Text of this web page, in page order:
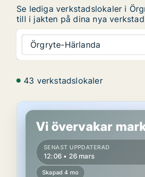
Se lediga verkstadslokaler i
till i jakten på dina nya
Örgryte-Härlanda
43 verkstadslokaler
Butikslokal i Göteborg
Vi övervakar
SENAST UPPDATERAD
12:06 • 26 mars
Skapad 4 mo